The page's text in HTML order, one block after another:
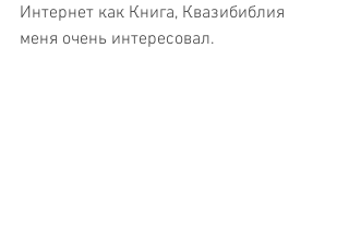
Интернет как Книга, Квазибиблия
меня очень интересовал.